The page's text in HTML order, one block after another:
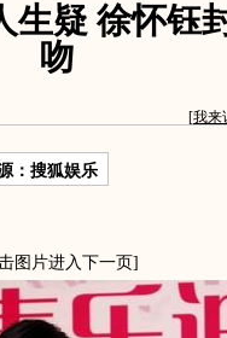
生疑 徐怀钰
吻
[我来
：搜狐娱乐
图片进入下一页]